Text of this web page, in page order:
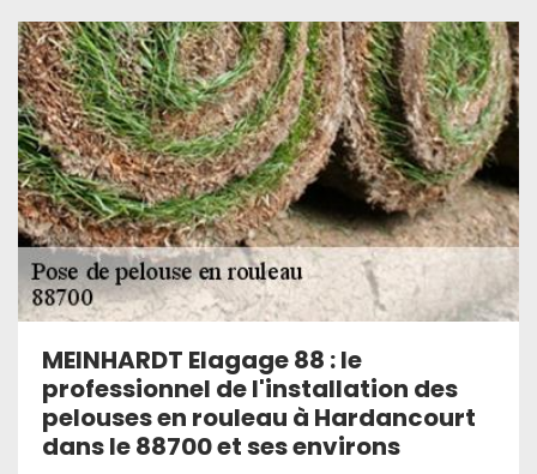
MEINHARDT Elagage 88 : le
professionnel de l'installation des
pelouses en rouleau à Hardancourt
dans le 88700 et ses environs